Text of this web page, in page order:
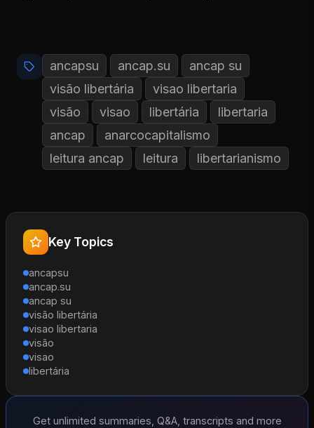
ancapsu ancap.su
ancap su
visão libertária
visao libertaria
visão
visao libertária
libertaria
ancap
anarcocapitalismo
leitura ancap
leitura libertarianismo
Key Topics
ancapsu
ancap.su
ancap su
visão libertária
visao libertaria
visão
visao
libertária
Get unlimited summaries, Q&A, transcripts and more